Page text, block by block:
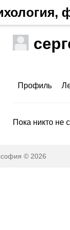
Профиль
Пока никто не
© 2026